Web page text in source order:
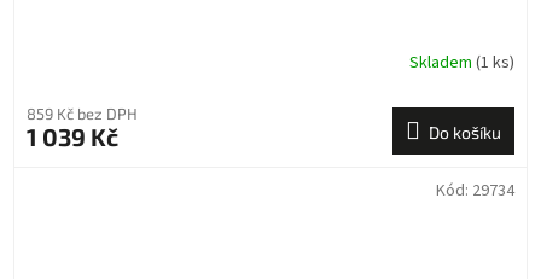
Skladem (1 ks)
859 Kč bez DPH
1 039 Kč Do košíku
Kód: 29734